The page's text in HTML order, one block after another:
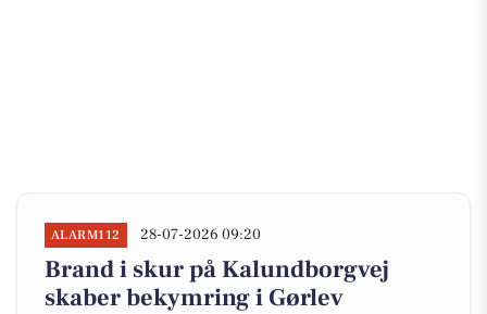
ALARM112 28-07-2026 09:20
Brand i skur på Kalundborgvej
skaber bekymring i Gørlev